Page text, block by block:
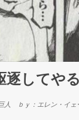
逐してや
人 ｂｙ：エレン・イ